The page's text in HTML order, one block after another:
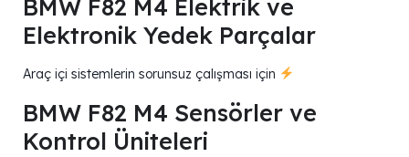
BMW F82 M4 Elektrik ve
Elektronik Yedek Parçalar
Araç içi sistemlerin sorunsuz çalışması için
BMW F82 M4 Sensörler ve
Kontrol Üniteleri